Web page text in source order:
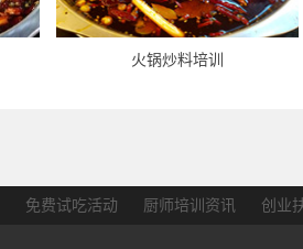
火锅炒料培训
免费试吃活动 厨师培训资讯 创业